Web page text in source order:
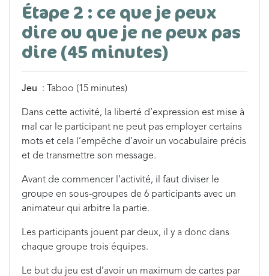
Étape 2 : ce que je peux
dire ou que je ne peux pas
dire (45 minutes)
Jeu : Taboo (15 minutes)
Dans cette activité, la liberté d’expression est mise à
mal car le participant ne peut pas employer certains
mots et cela l’empêche d’avoir un vocabulaire précis
et de transmettre son message.
Avant de commencer l’activité, il faut diviser le
groupe en sous-groupes de 6 participants avec un
animateur qui arbitre la partie.
Les participants jouent par deux, il y a donc dans
chaque groupe trois équipes.
Le but du jeu est d’avoir un maximum de cartes par